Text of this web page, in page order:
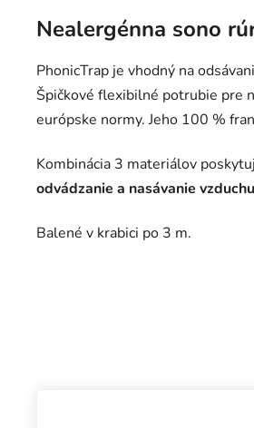
Nealergénna sono
PhonicTrap je vhodný na
Špičkové flexibilné potrubie pre
európske normy. Jeho 100 %
Kombinácia 3 materiálov
odvádzanie a nasávanie
Balené v krabici po 3 m.